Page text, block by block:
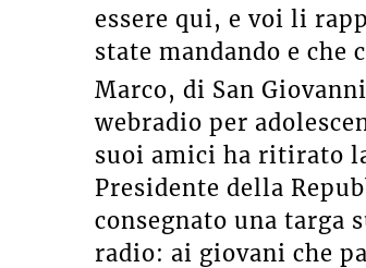
essere qui, e voi li
state mandando e
Marco, di San
webradio per
suoi amici ha ritirato
Presidente della
consegnato una targa
radio: ai giovani che